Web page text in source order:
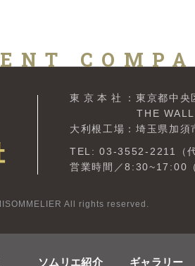
東京本社
：東京都中
THE WALL
大利根工場：埼玉県加
TEL: 03-3552-2211（
営業時間／8:30~17:00
All rights reserved.
ソムリエ紹介 ギャラリー